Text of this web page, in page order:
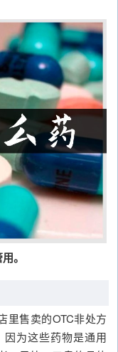
。
里售卖的OTC非处方
为这些药物是通用